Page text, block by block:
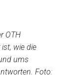
OTH
wie die
ums
Foto: